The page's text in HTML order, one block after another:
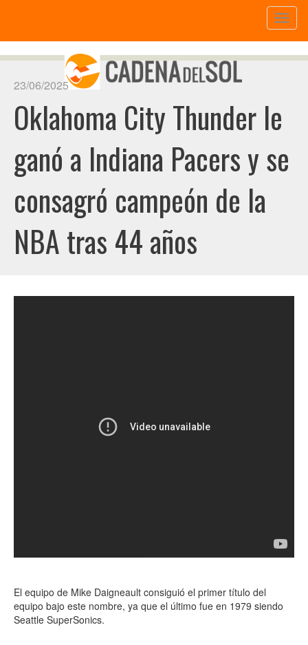
23/06/2025
Oklahoma City Thunder le
ganó a Indiana Pacers y se
consagró campeón de la
NBA tras 44 años
El equipo de Mike Daigneault consiguió el primer título del
equipo bajo este nombre, ya que el último fue en 1979 siendo
Seattle SuperSonics.